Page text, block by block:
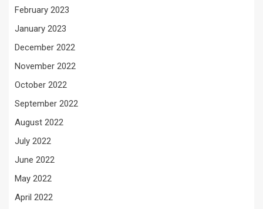
February 2023
January 2023
December 2022
November 2022
October 2022
September 2022
August 2022
July 2022
June 2022
May 2022
April 2022